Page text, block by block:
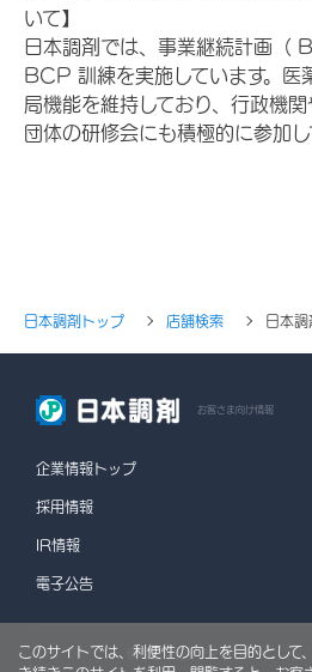
いて】
日本調剤では、事業継続計画（
BCP 訓練を実施しています。医
局機能を維持しており、行政機
団体の研修会にも積極的に参加し
日本調剤トップ 店舗検索 日本
お客さま向け情報
企業情報トップ
採用情報
IR情報
電子公告
情報セキュリティポリシー
このサイトでは、利便性の向上を目的として